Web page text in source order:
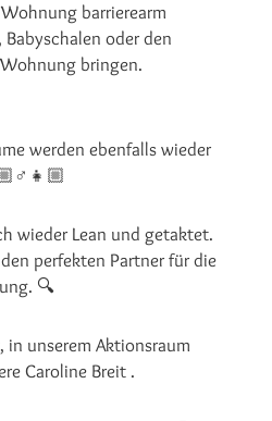
barrierearm
oder den
bringen.
werden ebenfalls wieder
wieder Lean und getaktet.
perfekten Partner für die
🔍
in unserem Aktionsraum
Caroline Breit .